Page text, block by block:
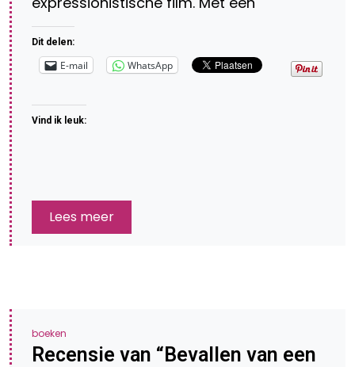
Dit delen:
E-mail WhatsApp
Vind ik leuk:
Lees meer
boeken
Recensie van “Bevallen van een